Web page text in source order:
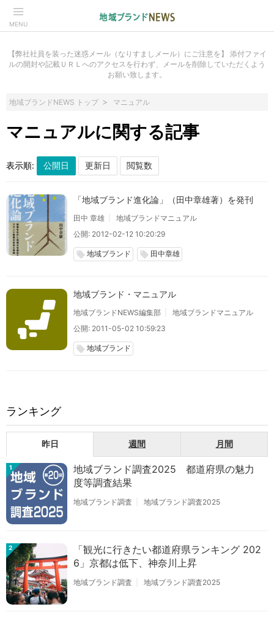
MENU
【弊社社員を装った迷惑メール（なりすましメール）にご注意を】 添付ファイ
ルの開封や記載ＵＲＬへのアクセスを行わず、メールを削除していただくよう
お願い致します。
地域ブランドNEWS トップ マニュアル
マニュアルに関する記事
表示順:
「地域ブランド進化論」（田中章雄著）を発刊
田中 章雄
地域ブランドマニュアル
公開: 2012-02-12 10:20:29
local_offer 地域ブランド local_offer 田中章雄
地域ブランド・マニュアル
地域ブランドNEWS編集部
地域ブランドマニュアル
公開: 2011-05-02 10:59:23
local_offer 地域ブランド
ランキング
昨日 週間 月間
1
地域ブランド調査2025 都道府県の魅力
度等調査結果
地域ブランド調査 地域ブランド調査2025
2
「観光に行きたい都道府県ランキング 202
6」京都は低下、神奈川上昇
地域ブランド調査 地域ブランド調査2025